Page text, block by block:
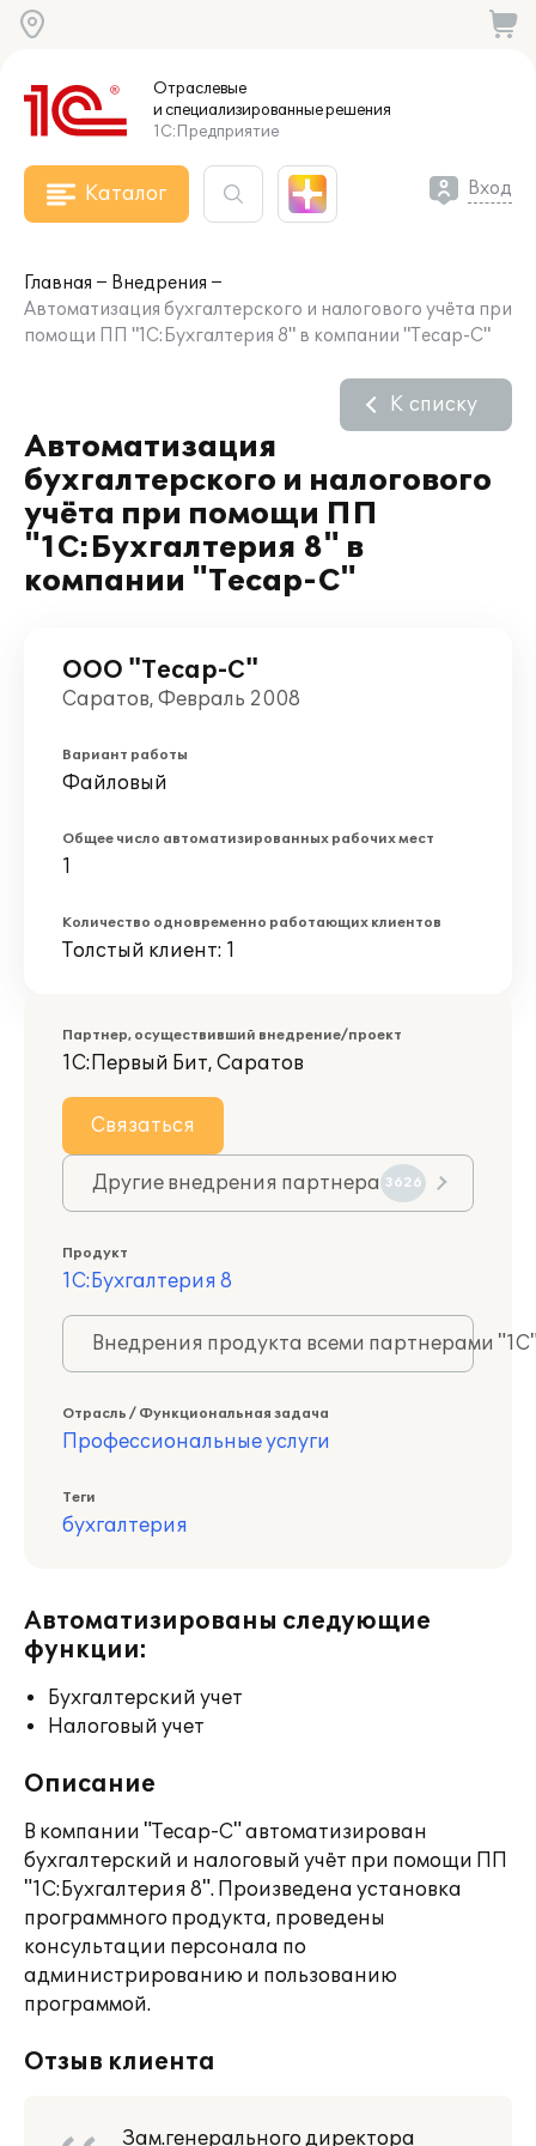
Отраслевые
и специализированныерешения
1С:Предприятие
Каталог Вход
Главная
Внедрения
Автоматизация бухгалтерского и налогового учёта при
помощи ПП "1С:Бухгалтерия 8" в компании "Тесар-С"
Автоматизация
бухгалтерского и налогового
учёта при помощи ПП
"1С:Бухгалтерия 8" в
компании "Тесар-С"
К списку
ООО "Тесар-С"
Саратов, Февраль 2008
Вариант работы
Файловый
Общее число автоматизированных рабочих мест
1
Количество одновременно работающих клиентов
Толстый клиент: 1
Партнер, осуществивший внедрение/проект
1С:Первый Бит, Саратов
Связаться
Другие внедрения партнера 3626
Продукт
1С:Бухгалтерия 8
Внедрения продукта всеми партнерами
Отрасль / Функциональная задача
Профессиональные услуги
Теги
бухгалтерия
Автоматизированы следующие
функции:
Бухгалтерский учет
Налоговый учет
Описание
В компании "Тесар-С" автоматизирован
бухгалтерский и налоговый учёт при помощи ПП
"1С:Бухгалтерия 8". Произведена установка
программного продукта, проведены
консультации персонала по
администрированию и пользованию
программой.
Отзыв клиента
Зам.генерального директора